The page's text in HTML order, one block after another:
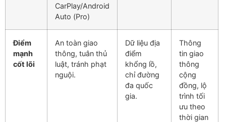
CarPlay/Android
Auto (Pro)
Điểm
mạnh
cốt lõi
An toàn giao
thông, tuân thủ
luật, tránh phạt
nguội.
Dữ liệu địa
điểm
khổng lồ,
chỉ đường
đa quốc
gia.
Thông
tin giao
thông
cộng
đồng, lộ
trình tối
ưu theo
thời gian